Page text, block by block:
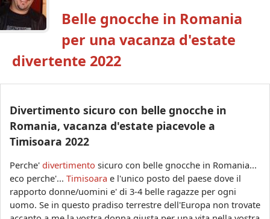
a
r
a
Belle gnocche in Romania
per una vacanza d'estate
divertente 2022
Divertimento sicuro con belle gnocche in
Romania, vacanza d'estate piacevole a
Timisoara 2022
Perche' divertimento sicuro con belle gnocche in Romania...
eco perche'... Timisoara e l'unico posto del paese dove il
rapporto donne/uomini e' di 3-4 belle ragazze per ogni
uomo. Se in questo pradiso terrestre dell'Europa non trovate